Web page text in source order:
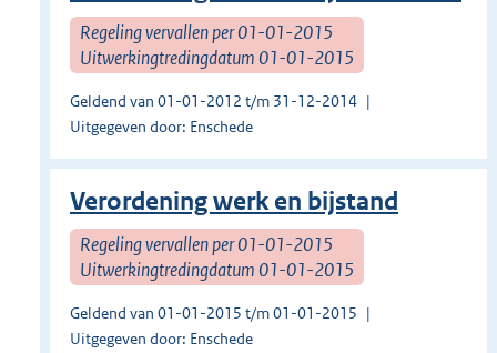
Regeling vervallen per 01-01-2015
Uitwerkingtredingdatum 01-01-2015
Geldend van 01-01-2012 t/m 31-12-2014
Uitgegeven door: Enschede
Verordening werk en bijstand
Regeling vervallen per 01-01-2015
Uitwerkingtredingdatum 01-01-2015
Geldend van 01-01-2015 t/m 01-01-2015
Uitgegeven door: Enschede